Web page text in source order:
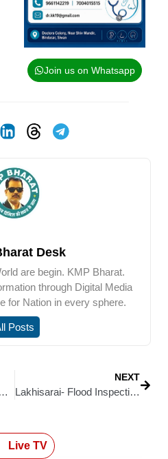
Join us on Whatsapp
Desk
are begin. KMP Bharat.
through Digital Media
for Nation in every sphere.
Posts
जीएमसीएच के डॉक्टर, नाक में घुसा हसुआ, मौत से जंग जीतकर लौटा घर
NEXT
Lakhisarai- Flood Inspection: परिवहन मंत्री शीला मंडल 12 अगस्त को लखीसराय में
Live TV